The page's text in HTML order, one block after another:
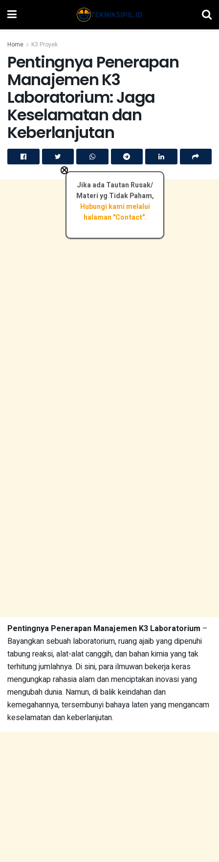
Home K3 Proyek
Pentingnya Penerapan
Manajemen K3
Laboratorium: Jaga
Keselamatan dan
Keberlanjutan
Pentingnya Penerapan Manajemen K3 Laboratorium –
Bayangkan sebuah laboratorium, ruang ajaib yang dipenuhi
tabung reaksi, alat-alat canggih, dan bahan kimia yang tak
terhitung jumlahnya. Di sini, para ilmuwan bekerja keras
mengungkap rahasia alam dan menciptakan inovasi yang
mengubah dunia. Namun, di balik keindahan dan
kemegahannya, tersembunyi bahaya laten yang mengancam
keselamatan dan keberlanjutan.
Jika ada Tautan Rusak/
Materi yg Tidak Paham,
Hubungi kami melalui
halaman "Contact".
×